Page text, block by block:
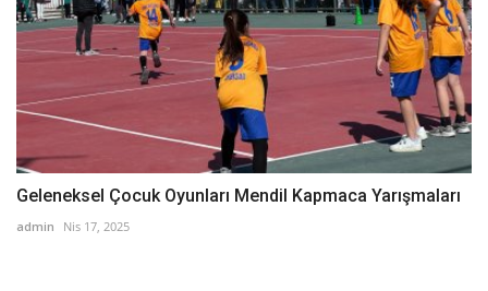
Geleneksel Çocuk Oyunları Mendil Kapmaca Yarışmaları
admin Nis 17, 2025